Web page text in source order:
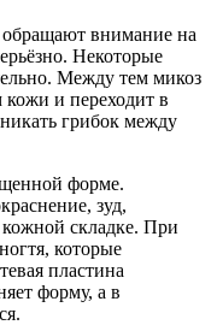
обращают внимание на
Некоторые
Между тем микоз
кожи и переходит в
грибок между
форме.
зуд,
складке. При
которые
пластина
форму, а в